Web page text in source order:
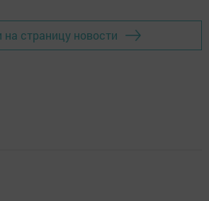
на страницу новости